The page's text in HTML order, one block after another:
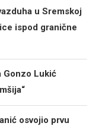
u Sremskoj
ispod granične
Gonzo Lukić
osvojio prvu